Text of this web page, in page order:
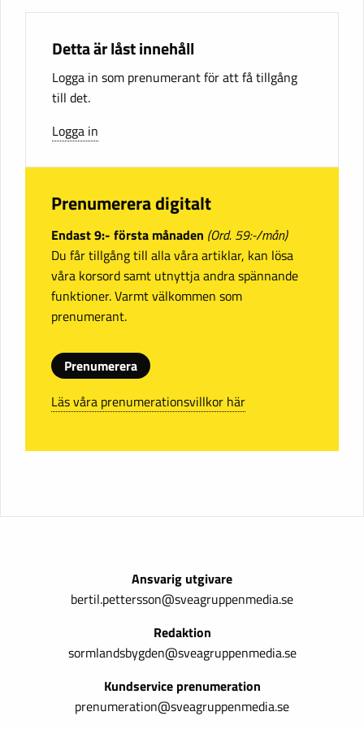
Detta är låst innehåll
Logga in som prenumerant för att få tillgång
till det.
Logga in
Prenumerera digitalt
Endast 9:- första månaden (Ord. 59:-/mån)
Du får tillgång till alla våra artiklar, kan lösa
våra korsord samt utnyttja andra spännande
funktioner. Varmt välkommen som
prenumerant.
Prenumerera
Läs våra prenumerationsvillkor här
Ansvarig utgivare
bertil.pettersson@sveagruppenmedia.se
Redaktion
sormlandsbygden@sveagruppenmedia.se
Kundservice prenumeration
prenumeration@sveagruppenmedia.se